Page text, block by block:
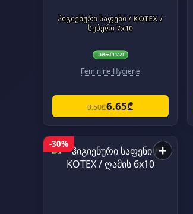
ჰიგიენური საფენი / KOTEX /
სუპერი 7x10
Feminine Hygiene
9.50₾6.65₾
-30% +